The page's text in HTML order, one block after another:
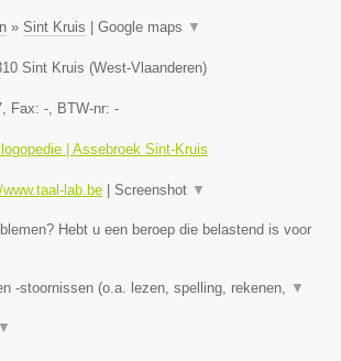
» Sint Kruis Google maps ▼
Sint Kruis (West-Vlaanderen)
, Fax: -, BTW-nr: -
| Assebroek Sint-Kruis
lab.be Screenshot ▼
Hebt u een beroep die belastend is voor
-stoornissen (o.a. lezen, spelling, rekenen, ▼
▼